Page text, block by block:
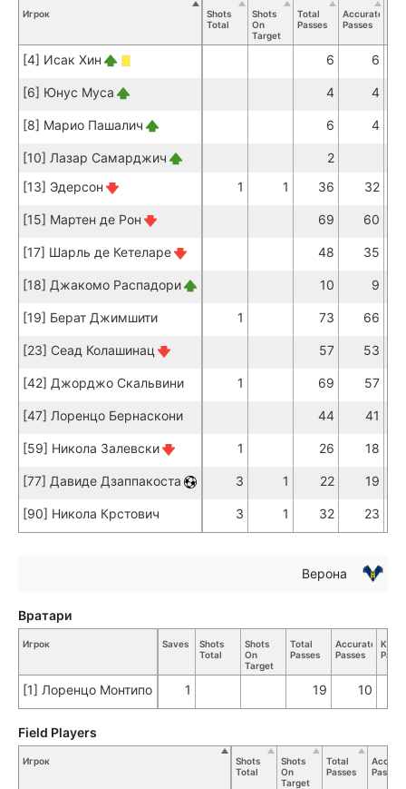
Игрок
Shots
Total
Shots
On
Target
Total
Passes
Accurate
Passes
[4] Исак Хин 6 6
[6] Юнус Муса 4 4
[8] Марио Пашалич 6 4
[10] Лазар Самарджич
2
[13] Эдерсон
1 1 36 32
[15] Мартен де Рон 69 60
[17] Шарль де Кетеларе 48 35
[18] Джакомо Распадори 10 9
[19] Берат Джимшити 1 73 66
[23] Сеад Колашинац 57 53
[42] Джорджо Скальвини 1 69 57
[47] Лоренцо Бернаскони 44 41
[59] Никола Залевски 1 26 18
[77] Давиде Дзаппакоста 3 1 22 19
[90] Никола Крстович 3 1 32 23
Верона
Игрок Saves
Shots
Total
Shots
On
Target
Total
Passes
Accurate
Passes
Key
[1] Лоренцо Монтипо 1 19 10
Вратари
Игрок
Shots
Total
Shots
On
Target
Total
Passes
Passes
Field Players